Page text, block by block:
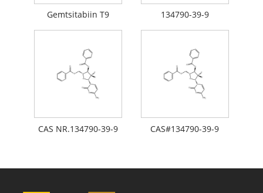
Gemtsitabiin T9 134790-39-9
CAS NR.134790-39-9 CAS#134790-39-9